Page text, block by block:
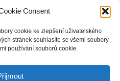
Consent
cookie ke zlepšení uživatelského
stránek souhlasíte se všemi soubory
používání souborů cookie.